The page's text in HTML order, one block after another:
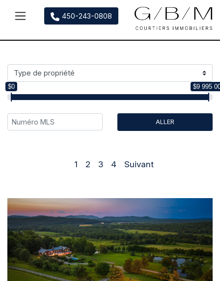
Main Navigation
450-243-0808
1 2 3 4 Suivant
$0 $9 995
ALLER